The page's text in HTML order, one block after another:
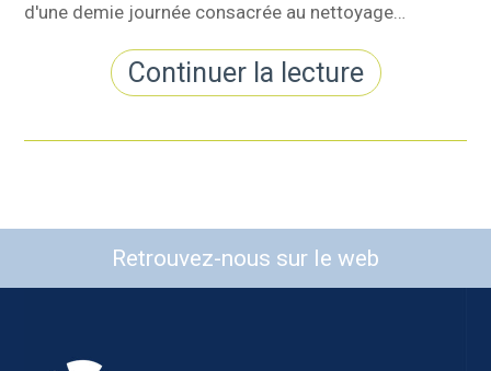
d'une demie journée consacrée au nettoyage…
Continuer la lecture
Retrouvez-nous sur le web